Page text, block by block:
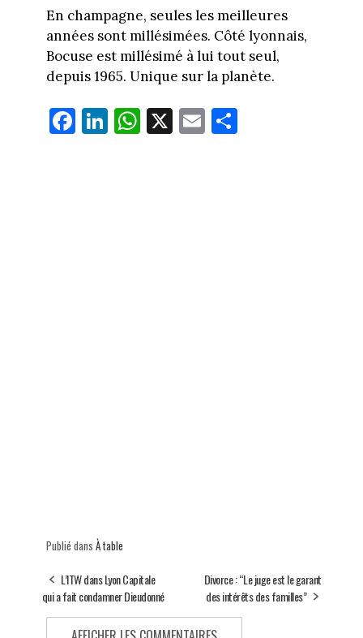
En champagne, seules les meilleures
années sont millésimées. Côté lyonnais,
Bocuse est millésimé à lui tout seul,
depuis 1965. Unique sur la planète.
Fa
ce
Li
nk
W
ha
X E
m
Pa
Publié dans À table
L’ITW dans Lyon Capitale
qui a fait condamner Dieudonné
Divorce : “Le juge est le garant
des intérêts des familles”